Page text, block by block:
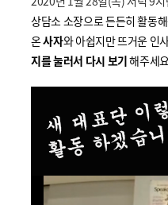
상담소 소장으로 든든히 활동
온사자와 아쉽지만 뜨거운 인
지를 눌러서 다시 보기해주세